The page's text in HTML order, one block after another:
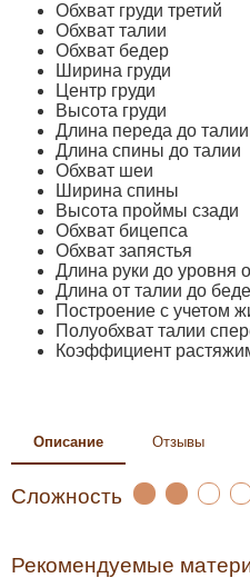
Обхват груди третий
Обхват талии
Обхват бедер
Ширина груди
Центр груди
Высота груди
Длина переда до
Длина спины до талии
Обхват шеи
Ширина спины
Высота проймы сзади
Обхват бицепса
Обхват запястья
Длина руки до уровня
Длина от талии до
Построение с учетом
Полуобхват талии
Коэффициент
Описание Отзывы
Сложность
Рекомендуемые